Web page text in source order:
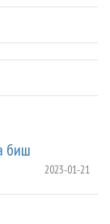
биш
2023-01-21